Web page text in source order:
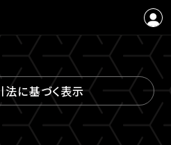
に基づく表示